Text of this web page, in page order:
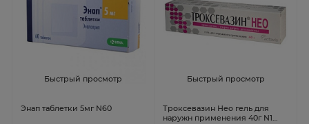
Быстрый просмотр
Энап таблетки 5мг N60
Быстрый просмотр
Троксевазин Нео гель для
наружн применения 40г N1